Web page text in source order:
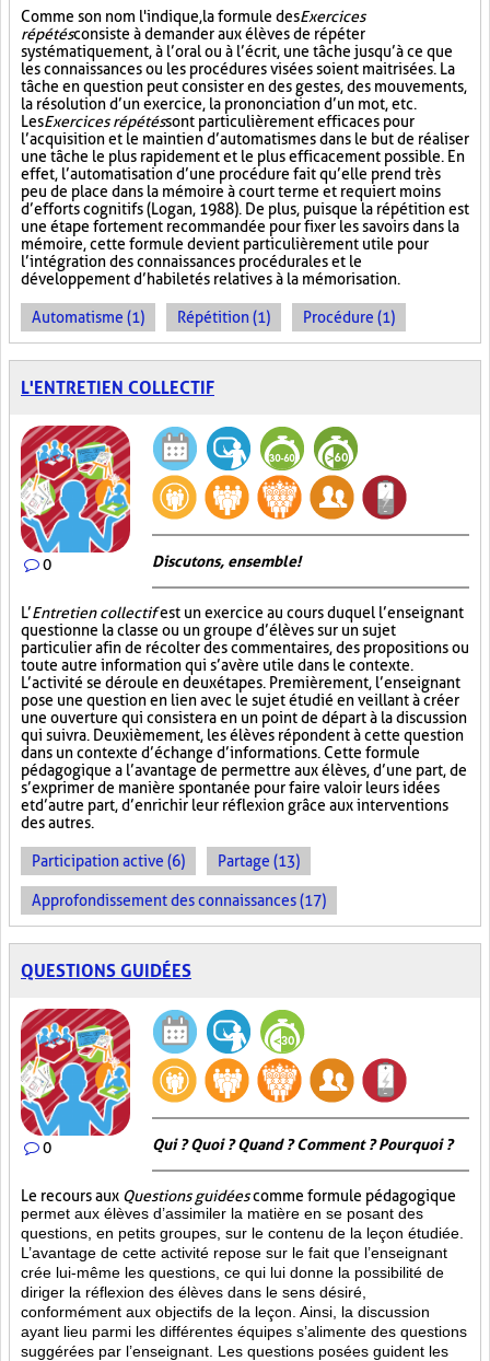
Comme son nom l'indique, la formule desExercices
répétésconsiste à demander aux élèves de répéter
systématiquement, à l’oral ou à l’écrit, une tâche jusqu’à ce que
les connaissances ou les procédures visées soient maitrisées. La
tâche en question peut consister en des gestes, des mouvements,
la résolution d’un exercice, la prononciation d’un mot, etc.
LesExercices répétéssont particulièrement efficaces pour
l’acquisition et le maintien d’automatismes dans le but de réaliser
une tâche le plus rapidement et le plus efficacement possible. En
effet, l’automatisation d’une procédure fait qu’elle prend très
peu de place dans la mémoire à court terme et requiert moins
d’efforts cognitifs (Logan, 1988). De plus, puisque la répétition est
une étape fortement recommandée pour fixer les savoirs dans la
mémoire, cette formule devient particulièrement utile pour
l’intégration des connaissances procédurales et le
développement d’habiletés relatives à la mémorisation.
Automatisme (1) Répétition (1) Procédure (1)
L'ENTRETIEN COLLECTIF
0 Discutons, ensemble!
L’Entretien collectifest un exercice au cours duquel l’enseignant
questionne la classe ou un groupe d’élèves sur un sujet
particulier afin de récolter des commentaires, des propositions ou
toute autre information qui s’avère utile dans le contexte.
L’activité se déroule en deux étapes. Premièrement, l’enseignant
pose une question en lien avec le sujet étudié en veillant à créer
une ouverture qui consistera en un point de départ à la discussion
qui suivra. Deuxièmement, les élèves répondent à cette question
dans un contexte d’échange d’informations. Cette formule
pédagogique a l’avantage de permettre aux élèves, d’une part, de
s’exprimer de manière spontanée pour faire valoir leurs idées
et d’autre part, d’enrichir leur réflexion grâce aux interventions
des autres.
Participation active (6) Partage (13)
Approfondissement des connaissances (17)
QUESTIONS GUIDÉES
0 Qui ? Quoi ? Quand ? Comment ? Pourquoi ?
Le recours aux Questions guidéescomme formule pédagogique
permet aux élèves d’assimiler la matière en se posant des
questions, en petits groupes, sur le contenu de la leçon étudiée.
L’avantage de cette activité repose sur le fait que l’enseignant
crée lui-même les questions, ce qui lui donne la possibilité de
diriger la réflexion des élèves dans le sens désiré,
conformément aux objectifs de la leçon. Ainsi, la discussion
ayant lieu parmi les différentes équipes s’alimente des questions
suggérées par l’enseignant. Les questions posées guident les